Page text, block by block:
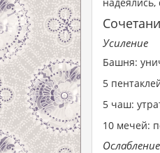
Усиление
Башня:
5
5 чаш:
10 мечей:
Ослабление